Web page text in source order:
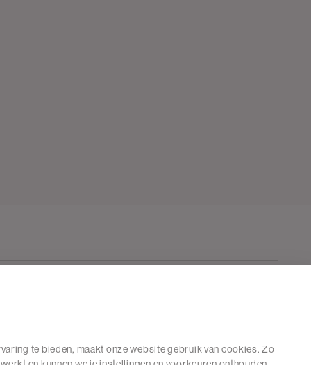
te bieden, maakt onze website gebruik van cookies. Zo